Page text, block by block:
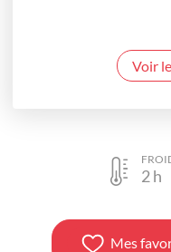
Voir
2h
Mes